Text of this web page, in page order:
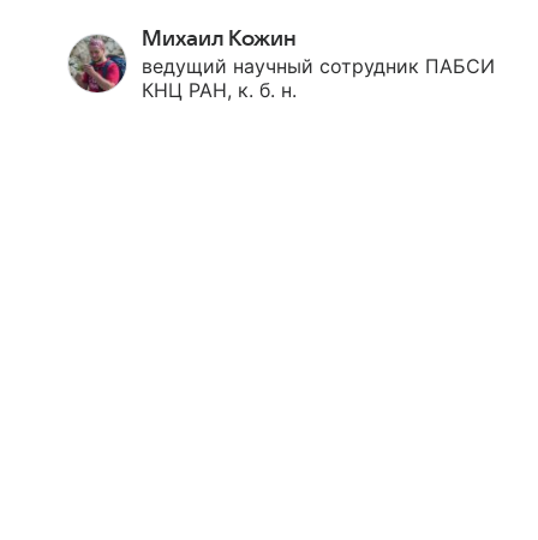
Михаил Кожин
ведущий научный сотрудник ПАБСИ
КНЦ РАН, к. б. н.